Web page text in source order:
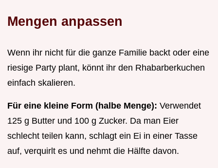
Mengen anpassen
Wenn ihr nicht für die ganze Familie backt oder eine
riesige Party plant, könnt ihr den Rhabarberkuchen
einfach skalieren.
Für eine kleine Form (halbe Menge): Verwendet
125 g Butter und 100 g Zucker. Da man Eier
schlecht teilen kann, schlagt ein Ei in einer Tasse
auf, verquirlt es und nehmt die Hälfte davon.